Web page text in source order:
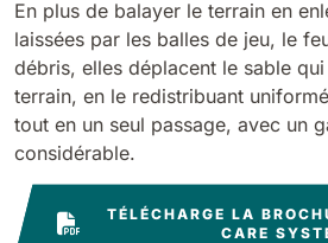
E65
650 mm 3900
E75
760 mm 4560
En plus de balayer le terrain en
laissées par les balles de jeu, le
débris, elles déplacent le sable
terrain, en le redistribuant
tout en un seul passage, avec un
considérable.
TÉLÉCHARGE LA
CARE